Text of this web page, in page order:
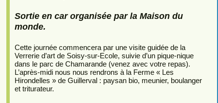
Sortie en car organisée par la Maison du
monde.
Cette journée commencera par une visite guidée de la
Verrerie d’art de Soisy-sur-Ecole, suivie d’un pique-nique
dans le parc de Chamarande (venez avec votre repas).
L’après-midi nous nous rendrons à la Ferme « Les
Hirondelles » de Guillerval : paysan bio, meunier, boulanger
et triturateur.